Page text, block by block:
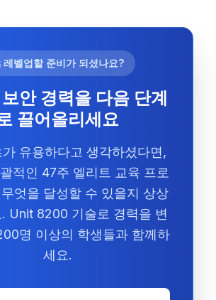
레벨업할 준비가 되셨나요?
안 경력을 다음 단계
끌어올리세요
유용하다고 생각하셨다면,
적인 47주 엘리트 교육 프로
엇을 달성할 수 있을지 상상
Unit 8200 기술로 경력을 변
명 이상의 학생들과 함께하
세요.